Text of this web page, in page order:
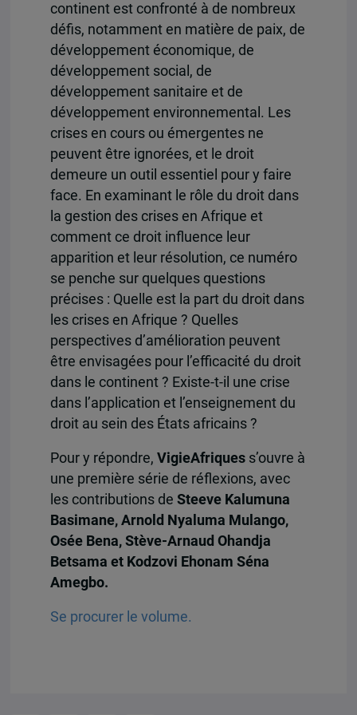
continent est confronté à de nombreux
défis, notamment en matière de paix, de
développement économique, de
développement social, de
développement sanitaire et de
développement environnemental. Les
crises en cours ou émergentes ne
peuvent être ignorées, et le droit
demeure un outil essentiel pour y faire
face. En examinant le rôle du droit dans
la gestion des crises en Afrique et
comment ce droit influence leur
apparition et leur résolution, ce numéro
se penche sur quelques questions
précises : Quelle est la part du droit dans
les crises en Afrique ? Quelles
perspectives d’amélioration peuvent
être envisagées pour l’efficacité du droit
dans le continent ? Existe-t-il une crise
dans l’application et l’enseignement du
droit au sein des États africains ?
Pour y répondre, VigieAfriquess’ouvre à
une première série de réflexions, avec
les contributions de Steeve Kalumuna
Basimane, Arnold Nyaluma Mulango,
Osée Bena, Stève-Arnaud Ohandja
Betsama et Kodzovi Ehonam Séna
Amegbo.
Se procurer le volume.